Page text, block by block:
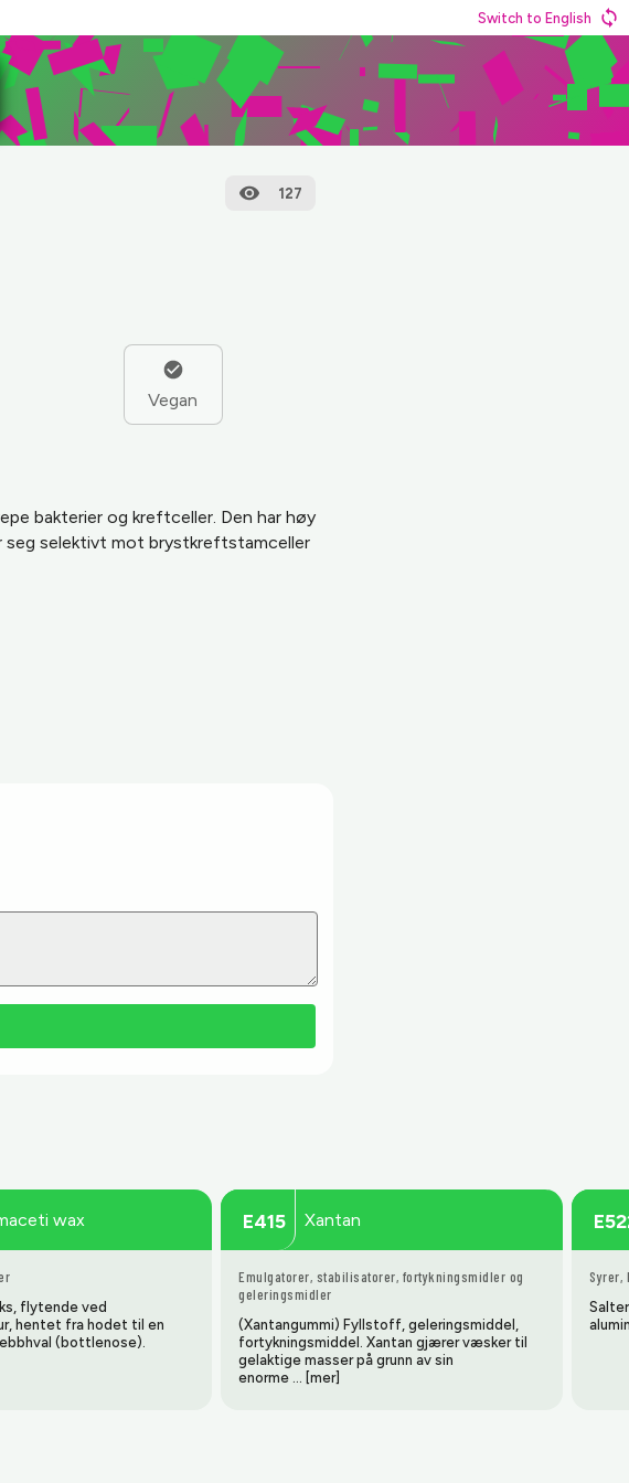
Switch to English
127
Vegan
bakterier og kreftceller. Den har høy
seg selektivt mot brystkreftstamceller
wax
flytende ved
hentet fra hodet til en
(bottlenose).
E415 Xantan
Emulgatorer, stabilisatorer, fortykningsmidler og
geleringsmidler
(Xantangummi) Fyllstoff, geleringsmiddel,
fortykningsmiddel. Xantan gjærer væsker til
gelaktige masser på grunn av sin
enorme … [mer]